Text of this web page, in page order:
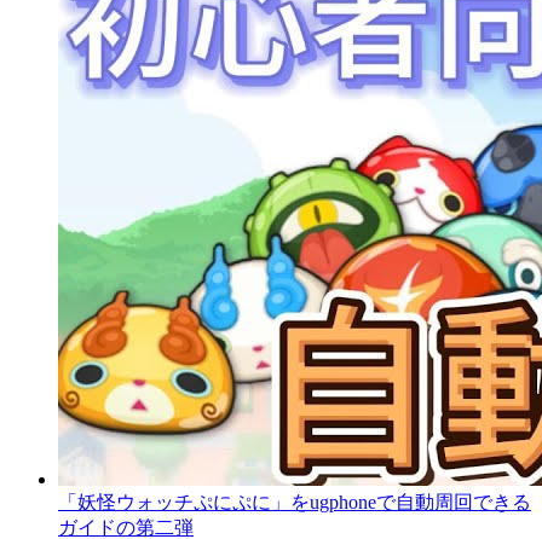
「妖怪ウォッチぷにぷに」をugphoneで自動周回できる
ガイドの第二弾